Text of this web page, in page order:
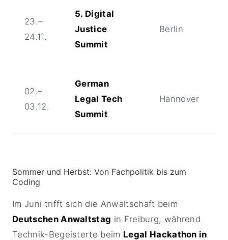
23.–
24.11.
5. Digital
Justice
Summit
Berlin
02.–
03.12.
German
Legal Tech
Summit
Hannover
Sommer und Herbst: Von Fachpolitik bis zum
Coding
Im Juni trifft sich die Anwaltschaft beim
Deutschen Anwaltstag in Freiburg, während
Technik-Begeisterte beim Legal Hackathon in